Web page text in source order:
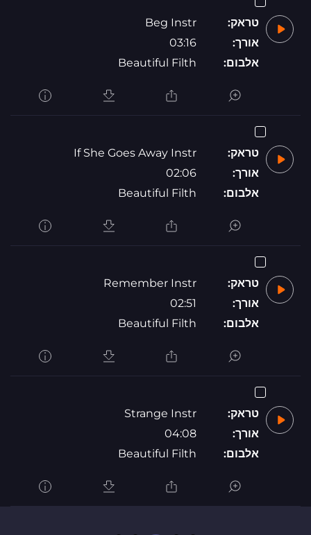
טראק:
Beg Instr
אורך:
03:16
אלבום:
Beautiful Filth
טראק:
If She Goes Away Instr
אורך:
02:06
אלבום:
Beautiful Filth
טראק:
Remember Instr
אורך:
02:51
אלבום:
Beautiful Filth
טראק:
Strange Instr
אורך:
04:08
אלבום:
Beautiful Filth